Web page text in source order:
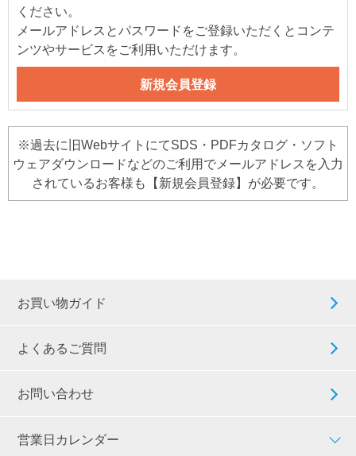
ください。
メールアドレスとパスワードをご登録いただくとコンテ
ンツやサービスをご利用いただけます。
※過去に旧WebサイトにてSDS・PDFカタログ・ソフト
ウェアダウンロードなどのご利用でメールアドレスを入力
されているお客様も【新規会員登録】が必要です。
お買い物ガイド
よくあるご質問
お問い合わせ
営業日カレンダー